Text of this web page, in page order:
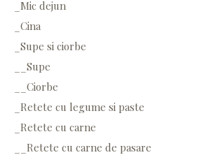
_Mic dejun
_Cina
_Supe si ciorbe
__Supe
__Ciorbe
_Retete cu legume si paste
_Retete cu carne
__Retete cu carne de pasare